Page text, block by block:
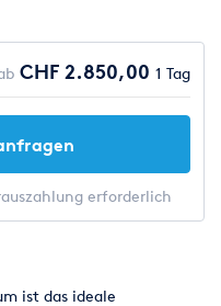
CHF 2.850,00 1 Tag
erforderlich
ist das ideale